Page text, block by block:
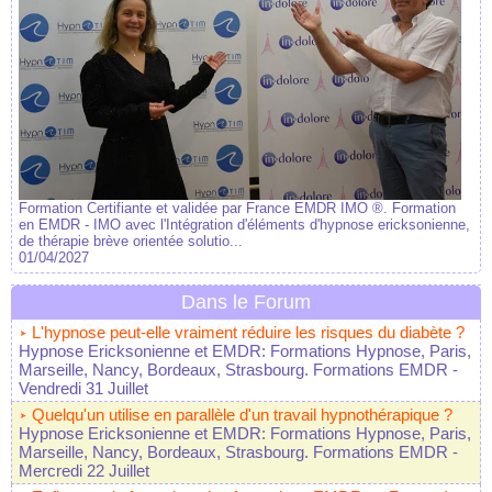
Formation Certifiante et validée par France EMDR IMO ®. Formation
en EMDR - IMO avec l'Intégration d'éléments d'hypnose ericksonienne,
de thérapie brève orientée solutio...
01/04/2027
Dans le Forum
L'hypnose peut-elle vraiment réduire les risques du diabète ?
Hypnose Ericksonienne et EMDR: Formations Hypnose, Paris,
Marseille, Nancy, Bordeaux, Strasbourg. Formations EMDR -
Vendredi 31 Juillet
Quelqu'un utilise en parallèle d'un travail hypnothérapique ?
Hypnose Ericksonienne et EMDR: Formations Hypnose, Paris,
Marseille, Nancy, Bordeaux, Strasbourg. Formations EMDR -
Mercredi 22 Juillet